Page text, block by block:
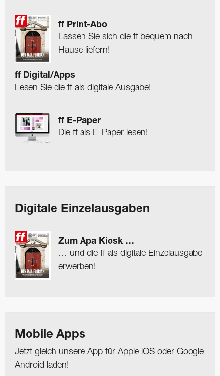
ff Print-Abo
Lassen Sie sich die ff bequem nach
Hause liefern!
ff Digital/Apps
Lesen Sie die ff als digitale Ausgabe!
ff E-Paper
Die ff als E-Paper lesen!
Digitale Einzelausgaben
Zum Apa Kiosk …
… und die ff als digitale Einzelausgabe
erwerben!
Mobile Apps
Jetzt gleich unsere App für Apple iOS oder Google
Android laden!